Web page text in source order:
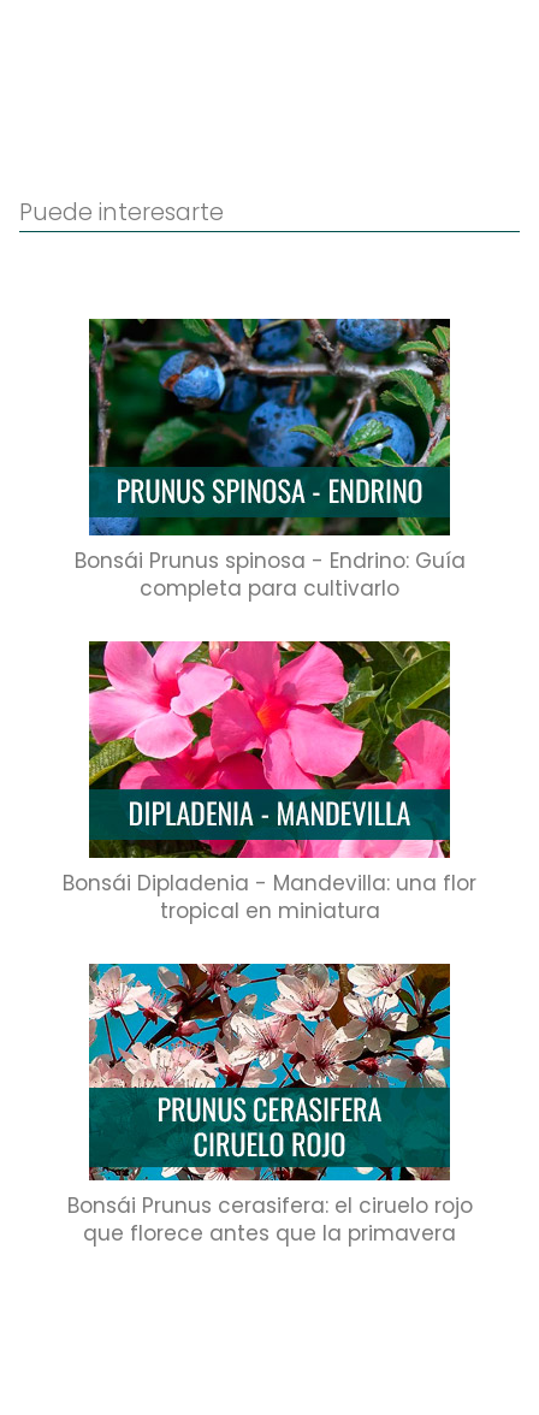
Puede interesarte
Bonsái Prunus spinosa - Endrino: Guía
completa para cultivarlo
Bonsái Dipladenia - Mandevilla: una flor
tropical en miniatura
Bonsái Prunus cerasifera: el ciruelo rojo
que florece antes que la primavera